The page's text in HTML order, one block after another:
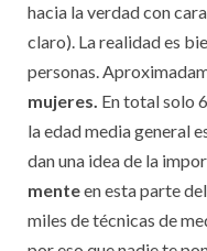
hacia la verdad con
claro). La realidad es
personas.
mujeres. En total solo
la edad media general
dan una idea de la
menteen esta parte
miles de técnicas de